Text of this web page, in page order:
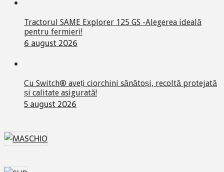
Tractorul SAME Explorer 125 GS -Alegerea ideală
pentru fermieri!
6 august 2026
Cu Switch® aveți ciorchini sănătoși, recoltă protejată
și calitate asigurată!
5 august 2026